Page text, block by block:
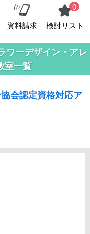
資料請求
0
検討リスト
ワーデザイン・アレ
室一覧
会認定資格対応ア